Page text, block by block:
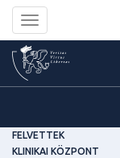
Toggle
navigation
FELVETTEK
KLINIKAI KÖZPONT